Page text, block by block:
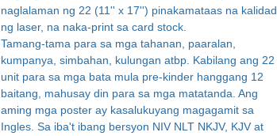
naglalaman ng 22 (11'' x 17'') pinakamataas na kalidad
ng laser, na naka-print sa card stock.
Tamang-tama para sa mga tahanan, paaralan,
kumpanya, simbahan, kulungan atbp. Kabilang ang 22
unit para sa mga bata mula pre-kinder hanggang 12
baitang, mahusay din para sa mga matatanda. Ang
aming mga poster ay kasalukuyang magagamit sa
Ingles. Sa iba't ibang bersyon NIV NLT NKJV, KJV at